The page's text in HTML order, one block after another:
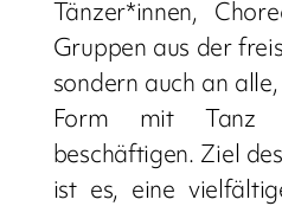
Tänzer*innen,
Gruppen aus der
sondern auch an
Form mit Tanz
beschäftigen. Ziel
ist es, eine